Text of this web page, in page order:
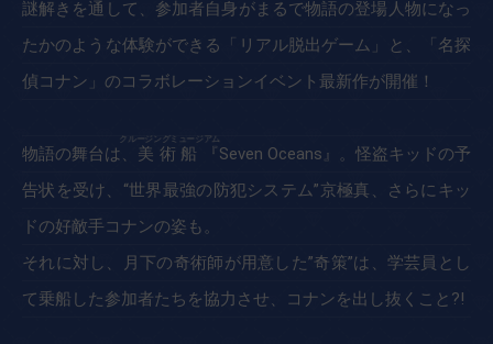
謎解きを通して、参加者自身がまるで物語の登場人物になっ
たかのような体験ができる「リアル脱出ゲーム」と、「名探
偵コナン」のコラボレーションイベント最新作が開催！
物語の舞台は、 美術船
『Seven Oceans』。怪盗キッドの予
告状を受け、“世界最強の防犯システム”京極真、さらにキッ
ドの好敵手コナンの姿も。
それに対し、月下の奇術師が用意した”奇策”は、学芸員とし
て乗船した参加者たちを協力させ、コナンを出し抜くこと?!